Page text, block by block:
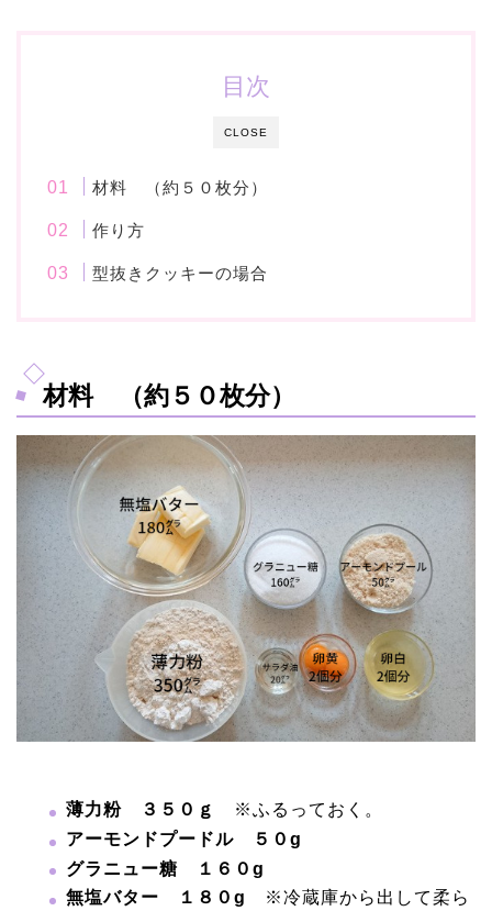
CLOSE
目次
材料 （約５０枚分）
作り方
型抜きクッキーの場合
材料 （約５０枚分）
薄力粉 ３５０ｇ
※ふるっておく。
アーモンドプードル ５０g
グラニュー糖 １６０g
無塩バター １８０g
※冷蔵庫から出して柔ら